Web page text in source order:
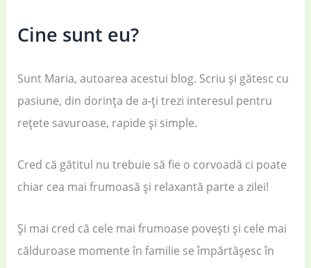
Cine sunt eu?
Sunt Maria, autoarea acestui blog. Scriu și gătesc cu
pasiune, din dorința de a-ți trezi interesul pentru
rețete savuroase, rapide și simple.
Cred că gătitul nu trebuie să fie o corvoadă ci poate
chiar cea mai frumoasă și relaxantă parte a zilei!
Și mai cred că cele mai frumoase povești și cele mai
călduroase momente în familie se împărtășesc în